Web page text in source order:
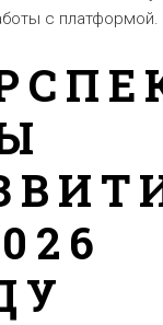
с платформой.